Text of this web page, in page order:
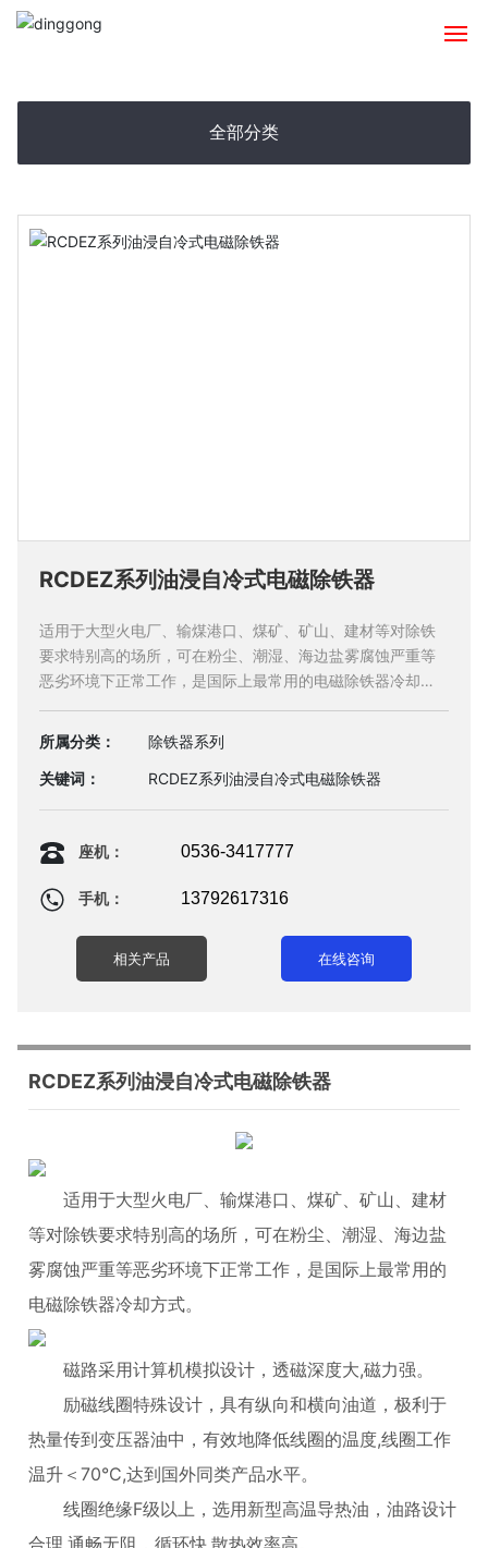
首页
产品系列
全部分类
RCDEZ系列油浸自冷式电磁除铁器
适用于大型火电厂、输煤港口、煤矿、矿山、建材等对除铁
要求特别高的场所，可在粉尘、潮湿、海边盐雾腐蚀严重等
恶劣环境下正常工作，是国际上最常用的电磁除铁器冷却方
所属分类：
除铁器系列
关键词：
RCDEZ系列油浸自冷式电磁除铁器
座机： 0536-3417777
手机： 13792617316
相关产品 在线咨询
RCDEZ系列油浸自冷式电磁除铁器
适用于大型火电厂、输煤港口、煤矿、矿山、建材
等对除铁要求特别高的场所，可在粉尘、潮湿、海边盐
雾腐蚀严重等恶劣环境下正常工作，是国际上最常用的
电磁除铁器冷却方式。
磁路采用计算机模拟设计，透磁深度大,磁力强。
励磁线圈特殊设计，具有纵向和横向油道，极利于
热量传到变压器油中，有效地降低线圈的温度,线圈工作
温升＜70°C,达到国外同类产品水平。
线圈绝缘F级以上，选用新型高温导热油，油路设计
合理,通畅无阻，循环快,散热效率高。